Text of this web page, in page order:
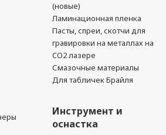
(новые)
Ламинационная пленка
Пасты, спреи, скотчи для
гравировки на металлах на
CO2 лазере
Смазочные материалы
Для табличек Брайля
Инструмент и
оснастка